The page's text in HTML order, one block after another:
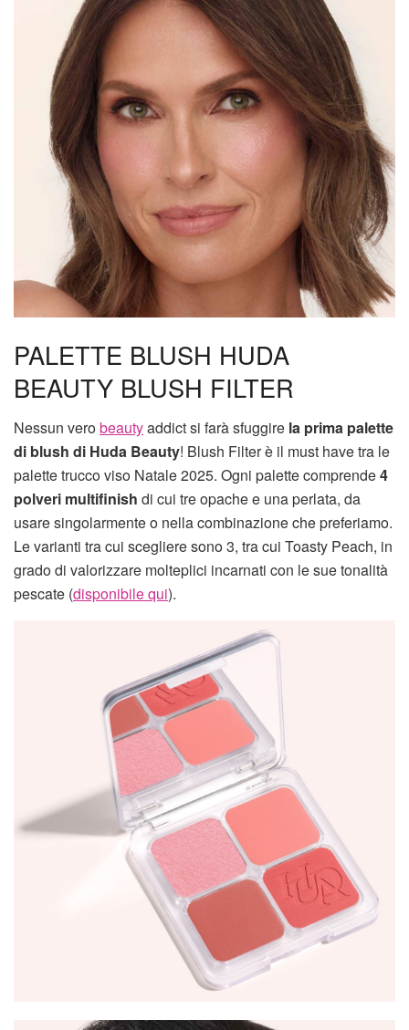
PALETTE BLUSH HUDA
BEAUTY BLUSH FILTER
Nessun verobeautyaddict si farà sfuggire la prima palette
di blush di Huda Beauty! Blush Filter è il must have tra le
palette trucco viso Natale 2025. Ogni palette comprende4
polveri multifinish di cui tre opache e una perlata, da
usare singolarmente o nella combinazione che preferiamo.
Le varianti tra cui scegliere sono 3, tra cui Toasty Peach, in
grado di valorizzare molteplici incarnati con le sue tonalità
pescate (disponibile qui).